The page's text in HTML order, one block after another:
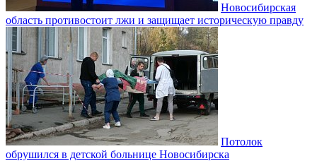
Новосибирская
область противостоит лжи и защищает историческую правду
Потолок
обрушился в детской больнице Новосибирска